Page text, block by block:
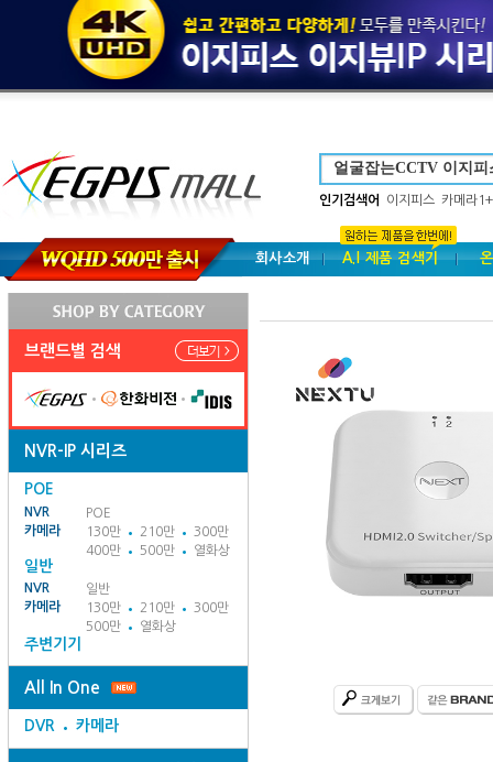
인기검색어 이지피스 카메라
회사소개 A.I 제품 검색기
브랜드별 검색
NVR-IP 시리즈
POE
NVR
POE
카메라
130만 210만
300만
400만
500만 열화상
일반
NVR
일반
카메라
130만 210만
300만
500만
열화상
주변기기
All In One
DVR 카메라